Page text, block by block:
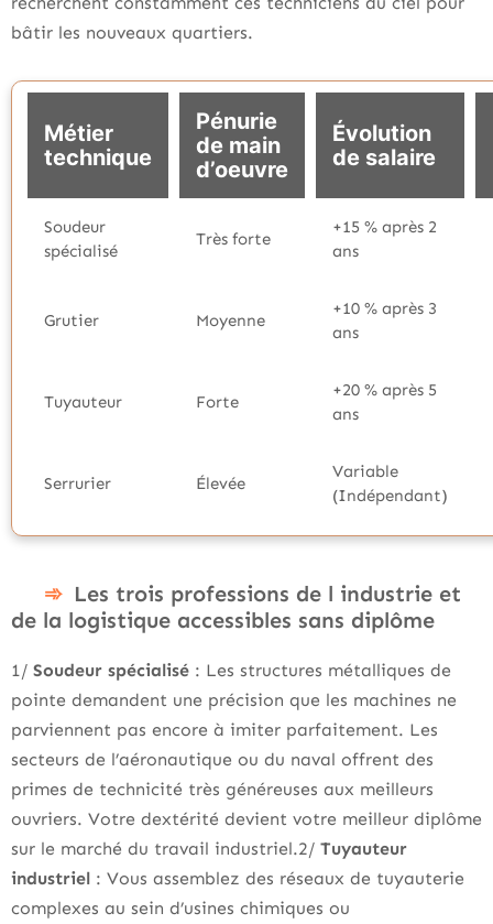
bâtir les nouveaux quartiers.
Métier
technique
Pénurie
de main
d’oeuvre
Évolution
de salaire
Soudeur
spécialisé
Très forte
+15 % après 2
ans
Grutier Moyenne
+10 % après 3
ans
Tuyauteur Forte
+20 % après 5
ans
Serrurier Élevée
Variable
(Indépendant)
Les trois professions de l industrie et
de la logistique accessibles sans diplôme
1/ Soudeur spécialisé : Les structures métalliques de
pointe demandent une précision que les machines ne
parviennent pas encore à imiter parfaitement. Les
secteurs de l’aéronautique ou du naval offrent des
primes de technicité très généreuses aux meilleurs
ouvriers. Votre dextérité devient votre meilleur diplôme
sur le marché du travail industriel.2/ Tuyauteur
industriel : Vous assemblez des réseaux de tuyauterie
complexes au sein d’usines chimiques ou